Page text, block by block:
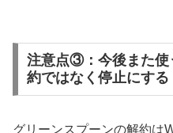
注意点③：今後また使
約ではなく停止にする
グリーンスプーンの解約は